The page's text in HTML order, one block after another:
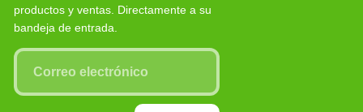
productos y ventas. Directamente a su
bandeja de entrada.